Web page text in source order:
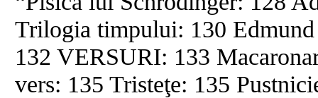
Trilogia timpului: 130
132 VERSURI: 133
vers: 135 Tristeţe: 135